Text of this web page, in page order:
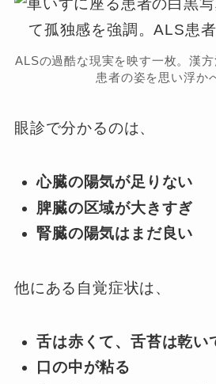
ALSの過酷な現実を映す一枚。漢
患者の姿を思い浮か
眼診で分かるのは、
心臓の陽気が足りない
脾臓の区域が大きすぎ
腎臓の陽気はまだ良い
他にある自覚症状は、
舌は赤くて、舌苔は乾い
口の中が粘る